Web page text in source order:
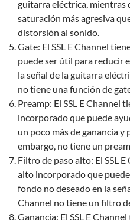
guitarra eléctrica, mientras
saturación más agresiva
distorsión al sonido.
Gate: El SSL E Channel
puede ser útil para reducir
la señal de la guitarra
no tiene una función de
Preamp: El SSL E Channel
incorporado que puede
un poco más de ganancia y
embargo, no tiene un
Filtro de paso alto: El SSL
alto incorporado que
fondo no deseado en la
Channel no tiene un filtro
Ganancia: El SSL E